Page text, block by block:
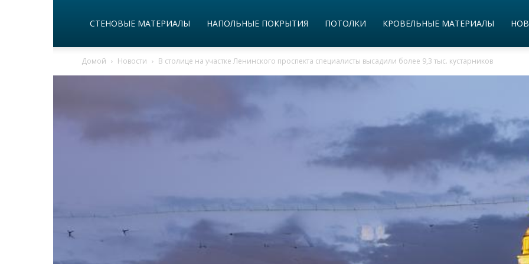
СТЕНОВЫЕ МАТЕРИАЛЫ НАПОЛЬНЫЕ ПОКРЫТИЯ ПОТОЛКИ КРОВЕЛЬНЫЕ МАТЕРИАЛЫ
Домой Новости В столице на участке Ленинского проспекта специалисты высадили более 9,3 тыс. кустарников